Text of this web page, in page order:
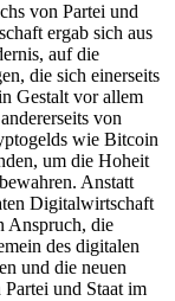
von Partei und
er­gab sich aus
auf die
die sich einerseits
Gestalt vor allem
von
wie Bitcoin
um die Hoheit
Anstatt
Digitalwirtschaft
Anspruch, die
des digi­talen
und die neuen
und Staat im